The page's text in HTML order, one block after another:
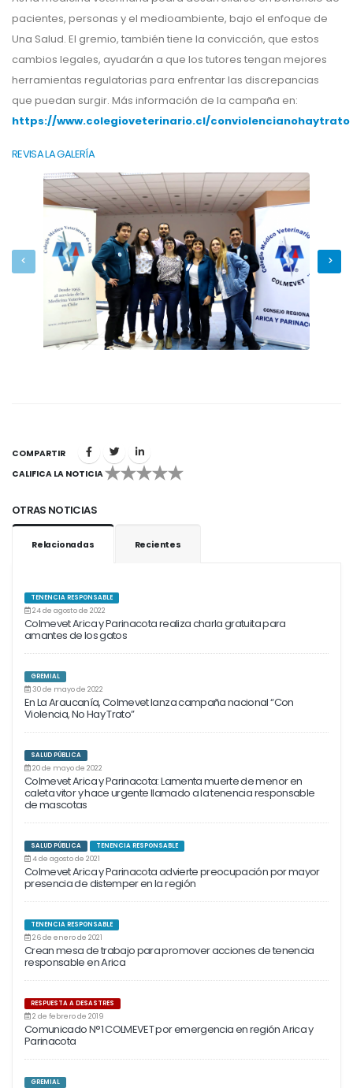
pacientes, personas y el medioambiente, bajo el enfoque de
Una Salud. El gremio, también tiene la convicción, que estos
cambios legales, ayudarán a que los tutores tengan mejores
herramientas regulatorias para enfrentar las discrepancias
que puedan surgir. Más información de la campaña en:
https://www.colegioveterinario.cl/conviolencianohaytrato
REVISA LA GALERÍA
COMPARTIR
CALIFICA LA NOTICIA
1 2 3 4 5
OTRAS NOTICIAS
Relacionadas Recientes
TENENCIA RESPONSABLE
24 de agosto de 2022
Colmevet Arica y Parinacota realiza charla gratuita para
amantes de los gatos
GREMIAL
30 de mayo de 2022
En La Araucanía, Colmevet lanza campaña nacional “Con
Violencia, No Hay Trato”
SALUD PÚBLICA
20 de mayo de 2022
Colmevet Arica y Parinacota: Lamenta muerte de menor en
caleta vitor y hace urgente llamado a la tenencia responsable
de mascotas
SALUD PÚBLICA TENENCIA RESPONSABLE
4 de agosto de 2021
Colmevet Arica y Parinacota advierte preocupación por mayor
presencia de distemper en la región
TENENCIA RESPONSABLE
26 de enero de 2021
Crean mesa de trabajo para promover acciones de tenencia
responsable en Arica
RESPUESTA A DESASTRES
2 de febrero de 2019
Comunicado N°1 COLMEVET por emergencia en región Arica y
Parinacota
GREMIAL